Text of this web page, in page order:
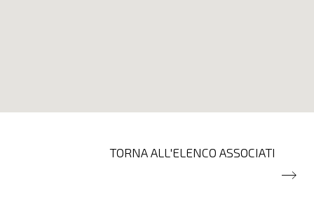
TORNA ALL'ELENCO ASSOCIATI